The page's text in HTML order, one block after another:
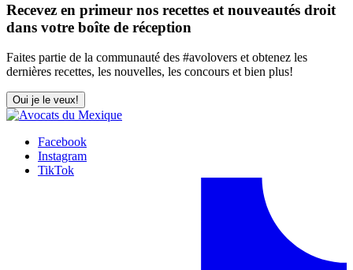
Recevez en primeur nos recettes et nouveautés droit
dans votre boîte de réception
Faites partie de la communauté des #avolovers et obtenez les
dernières recettes, les nouvelles, les concours et bien plus!
Oui je le veux!
Facebook
Instagram
TikTok